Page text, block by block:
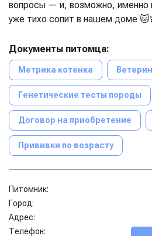
вопросы — и, возможно, именно
уже тихо сопит в нашем доме
Документы питомца:
Метрика котенка
Генетические тесты породы
Договор на приобретение
Прививки по возрасту
Питомник:
Город:
Адрес:
Телефон: